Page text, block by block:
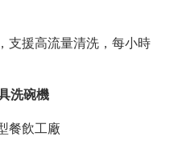
支援高流量清洗，每小時
洗碗機
餐飲工廠